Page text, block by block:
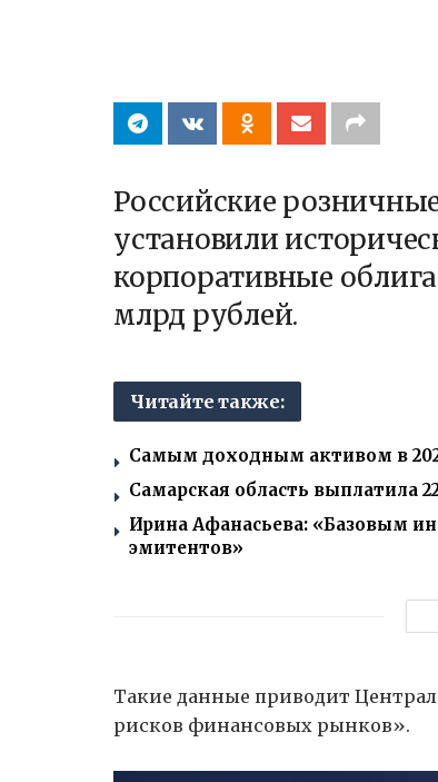
Российские
установили
корпоративные
млрд рублей.
Читайте также:
Самым доходным активом в
Самарская область выплатила
Ирина Афанасьева: «Базовым
эмитентов»
Такие данные приводит
рисков финансовых рынков».